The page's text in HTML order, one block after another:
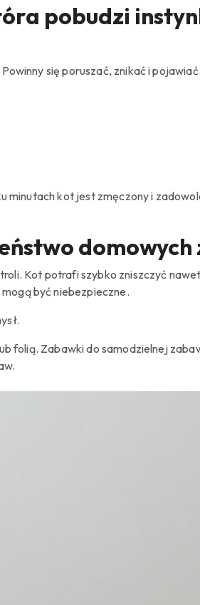
pobudzi
się poruszać, znikać i
minutach kot jest zmęczony i
domowych
Kot potrafi szybko zniszczyć
być niebezpieczne.
folią. Zabawki do samodzielnej